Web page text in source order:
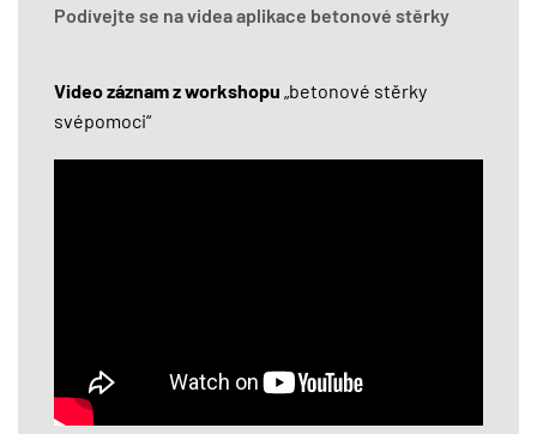
Podívejte se na videa aplikace betonové stěrky
Video záznam z workshopu „betonové stěrky
svépomoci“